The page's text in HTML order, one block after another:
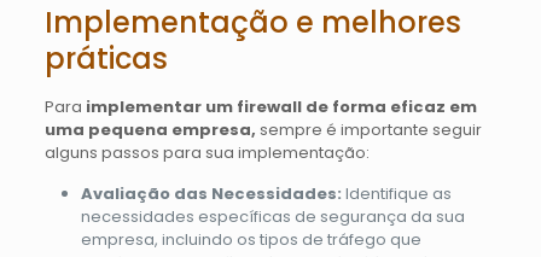
Implementação e melhores
práticas
Para implementar um firewall de forma eficaz em
uma pequena empresa, sempre é importante seguir
alguns passos para sua implementação:
Avaliação das Necessidades: Identifique as
necessidades específicas de segurança da sua
empresa, incluindo os tipos de tráfego que